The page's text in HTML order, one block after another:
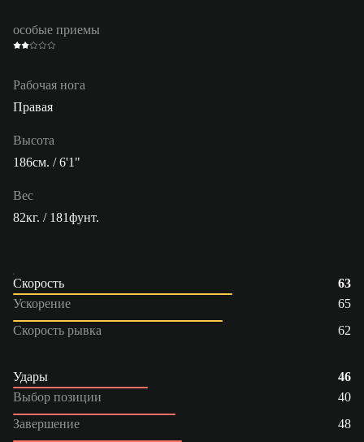
особые приемы
Рабочая нога
Правая
Высота
186см. / 6'1"
Вес
82кг. / 181фунт.
Скорость
63
Ускорение
65
Скорость рывка
62
Удары
46
Выбор позиции
40
Завершение
48